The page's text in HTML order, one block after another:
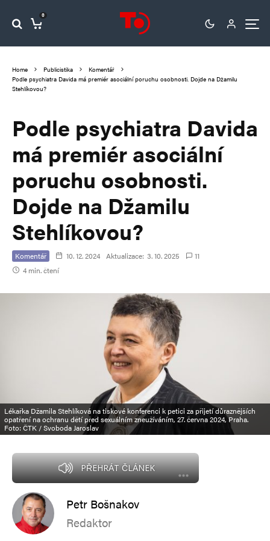
0
Home Publicistika
Komentář
Podle psychiatra Davida má premiér asociální poruchu osobnosti. Dojde na Džamilu
Stehlíkovou?
Podle psychiatra Davida
má premiér asociální
poruchu osobnosti.
Dojde na Džamilu
Stehlíkovou?
Komentář 10. 12. 2024 Aktualizace: 3. 10. 2025
11
4 min. čtení
Lékařka Džamila Stehlíková na tiskové konferenci k petici za přijetí důraznějších
opatření na ochranu dětí před sexuálním zneužíváním, 27. června 2024, Praha.
Foto: ČTK / Svoboda Jaroslav
PŘEHRÁT ČLÁNEK
Petr Bošnakov
Redaktor